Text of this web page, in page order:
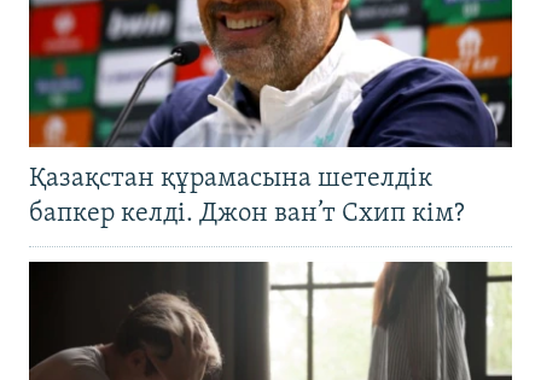
Қазақстан құрамасына шетелдік
бапкер келді. Джон ван’т Схип кім?